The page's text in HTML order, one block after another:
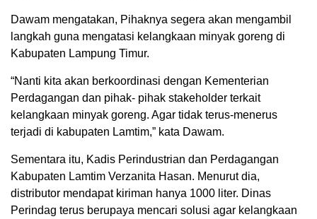
Dawam mengatakan, Pihaknya segera akan mengambil
langkah guna mengatasi kelangkaan minyak goreng di
Kabupaten Lampung Timur.
“Nanti kita akan berkoordinasi dengan Kementerian
Perdagangan dan pihak- pihak stakeholder terkait
kelangkaan minyak goreng. Agar tidak terus-menerus
terjadi di kabupaten Lamtim,” kata Dawam.
Sementara itu, Kadis Perindustrian dan Perdagangan
Kabupaten Lamtim Verzanita Hasan. Menurut dia,
distributor mendapat kiriman hanya 1000 liter. Dinas
Perindag terus berupaya mencari solusi agar kelangkaan